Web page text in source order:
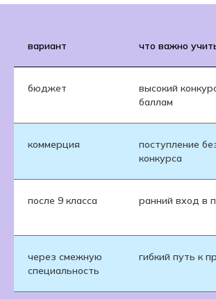
вариант что важно
бюджет
высокий
баллам
коммерция
поступление
конкурса
после 9 класса ранний вход в
через смежную
специальность
гибкий путь к